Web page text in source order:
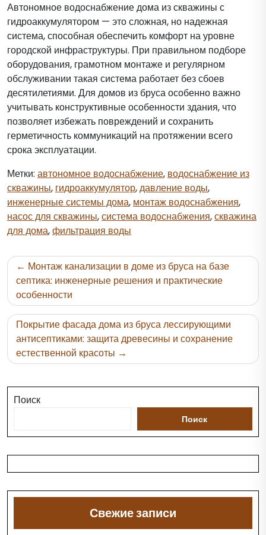
Автономное водоснабжение дома из скважины с
гидроаккумулятором — это сложная, но надежная
система, способная обеспечить комфорт на уровне
городской инфраструктуры. При правильном подборе
оборудования, грамотном монтаже и регулярном
обслуживании такая система работает без сбоев
десятилетиями. Для домов из бруса особенно важно
учитывать конструктивные особенности здания, что
позволяет избежать повреждений и сохранить
герметичность коммуникаций на протяжении всего
срока эксплуатации.
Метки: автономное водоснабжение, водоснабжение из
скважины, гидроаккумулятор,давление воды,
инженерные системы дома, монтаж водоснабжения,
насос для скважины,система водоснабжения,скважина
для дома,фильтрация воды
Навигация
по
записям
Монтаж канализации в доме из бруса на базе
септика: инженерные решения и практические
особенности
Покрытие фасада дома из бруса лессирующими
антисептиками: защита древесины и сохранение
естественной красоты
Поиск
Поиск
Свежие записи